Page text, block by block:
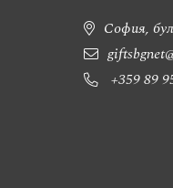
София,
+359 89